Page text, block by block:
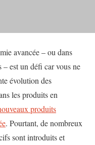
avancée – ou dans
– est un défi car vous ne
évolution des
les produits en
produits
. Pourtant, de nombreux
sont introduits et